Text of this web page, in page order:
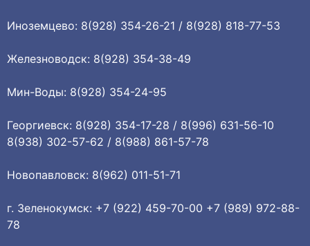
Иноземцево: 8(928) 354-26-21 / 8(928) 818-77-53
Железноводск: 8(928) 354-38-49
Мин-Воды: 8(928) 354-24-95
Георгиевск: 8(928) 354-17-28 / 8(996) 631-56-10
8(938) 302-57-62 / 8(988) 861-57-78
Новопавловск: 8(962) 011-51-71
г. Зеленокумск: +7 (922) 459-70-00 +7 (989) 972-88-
78